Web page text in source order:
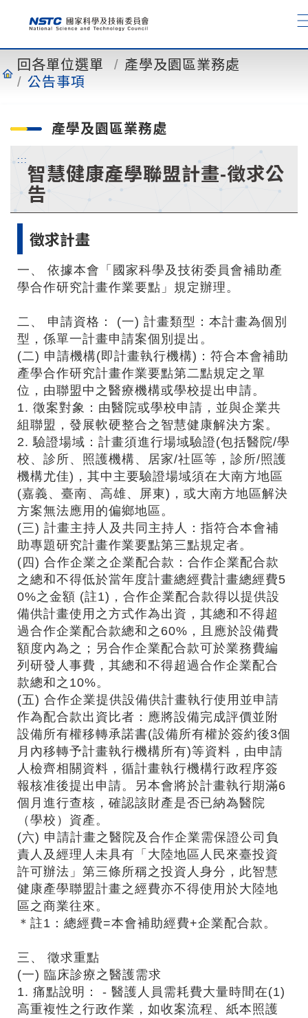
容 回各單位選單
產學及園區業務處
公告事項
產學及園區業務處
:::
智慧健康產學聯盟計畫-徵求公
告
徵求計畫
一、 依據本會「國家科學及技術委員會補助產
學合作研究計畫作業要點」規定辦理。
二、 申請資格： (一) 計畫類型：本計畫為個別
型，係單一計畫申請案個別提出。
(二) 申請機構(即計畫執行機構)：符合本會補助
產學合作研究計畫作業要點第二點規定之單
位，由聯盟中之醫療機構或學校提出申請。
1. 徵案對象：由醫院或學校申請，並與企業共
組聯盟，發展軟硬整合之智慧健康解決方案。
2. 驗證場域：計畫須進行場域驗證(包括醫院/學
校、診所、照護機構、居家/社區等，診所/照護
機構尤佳)，其中主要驗證場域須在大南方地區
(嘉義、臺南、高雄、屏東)，或大南方地區解決
方案無法應用的偏鄉地區。
(三) 計畫主持人及共同主持人：指符合本會補
助專題研究計畫作業要點第三點規定者。
(四) 合作企業之企業配合款：合作企業配合款
之總和不得低於當年度計畫總經費計畫總經費5
0%之金額 (註1)，合作企業配合款得以提供設
備供計畫使用之方式作為出資，其總和不得超
過合作企業配合款總和之60%，且應於設備費
額度內為之；另合作企業配合款可於業務費編
列研發人事費，其總和不得超過合作企業配合
款總和之10%。
(五) 合作企業提供設備供計畫執行使用並申請
作為配合款出資比者：應將設備完成評價並附
設備所有權移轉承諾書(設備所有權於簽約後3個
月內移轉予計畫執行機構所有)等資料，由申請
人檢齊相關資料，循計畫執行機構行政程序簽
報核准後提出申請。另本會將於計畫執行期滿6
個月進行查核，確認該財產是否已納為醫院
（學校）資產。
(六) 申請計畫之醫院及合作企業需保證公司負
責人及經理人未具有「大陸地區人民來臺投資
許可辦法」第三條所稱之投資人身分，此智慧
健康產學聯盟計畫之經費亦不得使用於大陸地
區之商業往來。
＊註1：總經費=本會補助經費+企業配合款。
三、 徵求重點
(一) 臨床診療之醫護需求
1. 痛點說明： - 醫護人員需耗費大量時間在(1)
高重複性之行政作業，如收案流程、紙本照護